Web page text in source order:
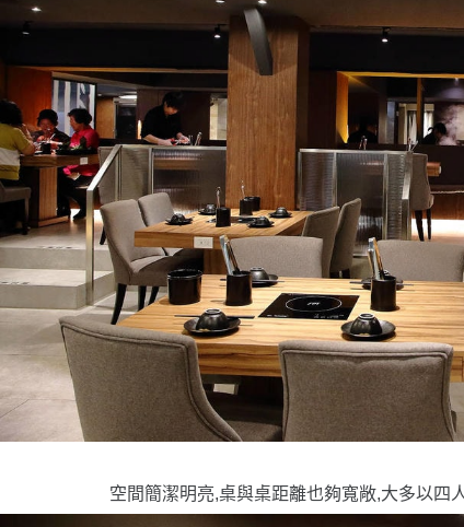
空間簡潔明亮,桌與桌距離也夠寬敞,大多以四